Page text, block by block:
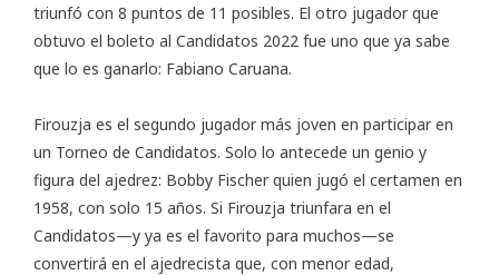
triunfó con 8 puntos de 11 posibles. El otro jugador que
obtuvo el boleto al Candidatos 2022 fue uno que ya sabe
que lo es ganarlo: Fabiano Caruana.
Firouzja es el segundo jugador más joven en participar en
un Torneo de Candidatos. Solo lo antecede un genio y
figura del ajedrez: Bobby Fischer quien jugó el certamen en
1958, con solo 15 años. Si Firouzja triunfara en el
Candidatos—y ya es el favorito para muchos—se
convertirá en el ajedrecista que, con menor edad,